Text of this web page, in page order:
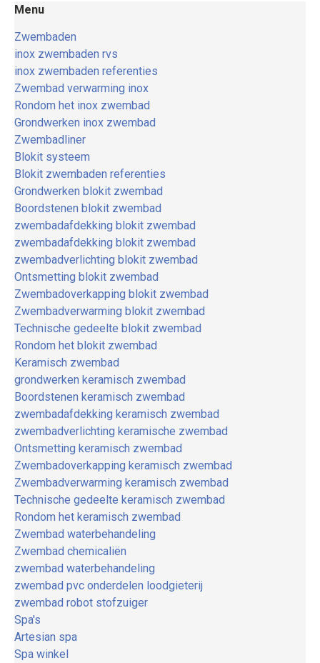
Menu
Zwembaden
inox zwembaden rvs
inox zwembaden referenties
Zwembad verwarming inox
Rondom het inox zwembad
Grondwerken inox zwembad
Zwembadliner
Blokit systeem
Blokit zwembaden referenties
Grondwerken blokit zwembad
Boordstenen blokit zwembad
zwembadafdekking blokit zwembad
zwembadafdekking blokit zwembad
zwembadverlichting blokit zwembad
Ontsmetting blokit zwembad
Zwembadoverkapping blokit zwembad
Zwembadverwarming blokit zwembad
Technische gedeelte blokit zwembad
Rondom het blokit zwembad
Keramisch zwembad
grondwerken keramisch zwembad
Boordstenen keramisch zwembad
zwembadafdekking keramisch zwembad
zwembadverlichting keramische zwembad
Ontsmetting keramisch zwembad
Zwembadoverkapping keramisch zwembad
Zwembadverwarming keramisch zwembad
Technische gedeelte keramisch zwembad
Rondom het keramisch zwembad
Zwembad waterbehandeling
Zwembad chemicaliën
zwembad waterbehandeling
zwembad pvc onderdelen loodgieterij
zwembad robot stofzuiger
Spa's
Artesian spa
Spa winkel